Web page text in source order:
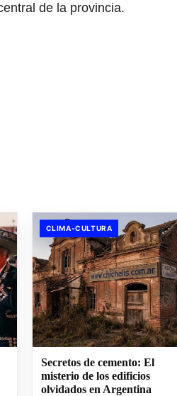
de la provincia.
CLIMA-CULTURA
Secretos de cemento: El
misterio de los edificios
olvidados en Argentina